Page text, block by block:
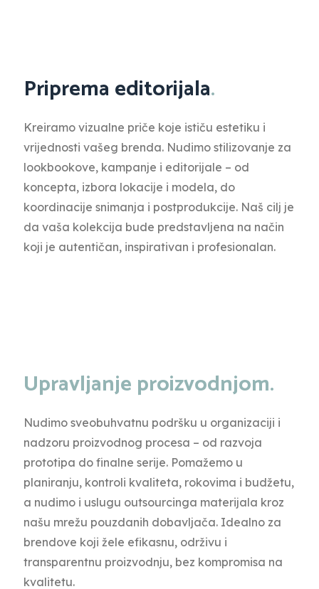
Priprema editorijala.
Kreiramo vizualne priče koje ističu estetiku i
vrijednosti vašeg brenda. Nudimo stilizovanje za
lookbookove, kampanje i editorijale – od
koncepta, izbora lokacije i modela, do
koordinacije snimanja i postprodukcije. Naš cilj je
da vaša kolekcija bude predstavljena na način
koji je autentičan, inspirativan i profesionalan.
Upravljanje proizvodnjom.
Nudimo sveobuhvatnu podršku u organizaciji i
nadzoru proizvodnog procesa – od razvoja
prototipa do finalne serije. Pomažemo u
planiranju, kontroli kvaliteta, rokovima i budžetu,
a nudimo i uslugu outsourcinga materijala kroz
našu mrežu pouzdanih dobavljača. Idealno za
brendove koji žele efikasnu, održivu i
transparentnu proizvodnju, bez kompromisa na
kvalitetu.